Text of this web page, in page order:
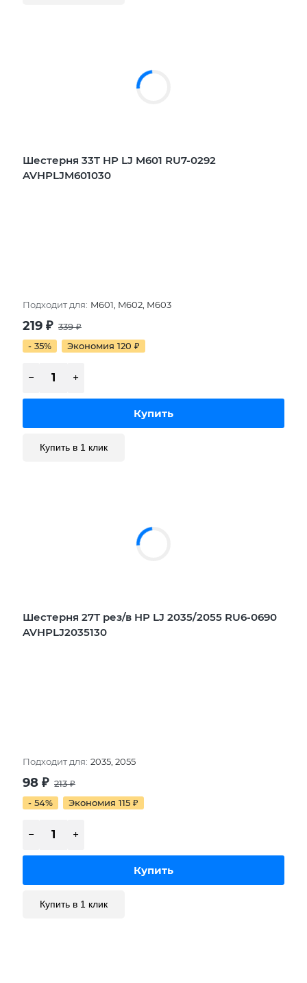
Шестерня 33T HP LJ M601 RU7-0292
AVHPLJM601030
Подходит для: M601, M602, M603
219 ₽ 339₽
- 35%
Экономия 120 ₽
Купить в 1 клик
Шестерня 27Т рез/в HP LJ 2035/2055 RU6-0690
AVHPLJ2035130
Подходит для: 2035, 2055
98 ₽ 213₽
- 54%
Экономия 115 ₽
Купить в 1 клик